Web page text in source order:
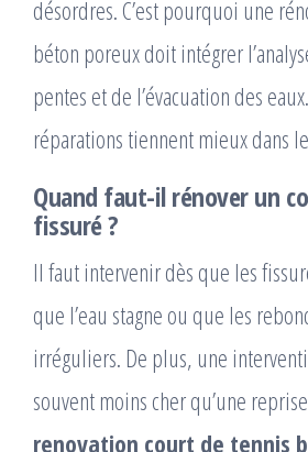
désordres. C’est pourquoi une
béton poreux doit intégrer
pentes et de l’évacuation des
réparations tiennent mieux dans
Quand faut-il rénover un
fissuré ?
Il faut intervenir dès que les
que l’eau stagne ou que les
irréguliers. De plus, une
souvent moins cher qu’une
renovation court de tennis